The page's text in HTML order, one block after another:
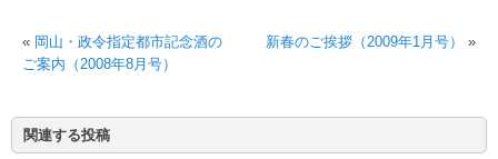
« 岡山・政令指定都市記念酒の
ご案内（2008年8月号）
新春のご挨拶（2009年1月号） »
関連する投稿